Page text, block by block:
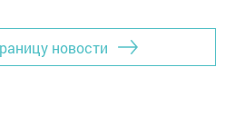
новости